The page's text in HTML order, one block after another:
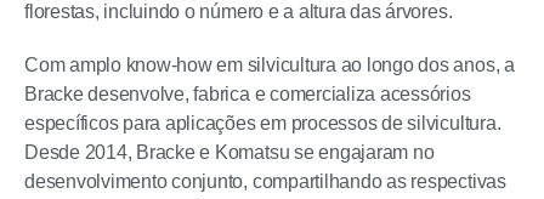
florestas, incluindo o número e a altura das árvores.
Com amplo know-how em silvicultura ao longo dos anos, a
Bracke desenvolve, fabrica e comercializa acessórios
específicos para aplicações em processos de silvicultura.
Desde 2014, Bracke e Komatsu se engajaram no
desenvolvimento conjunto, compartilhando as respectivas